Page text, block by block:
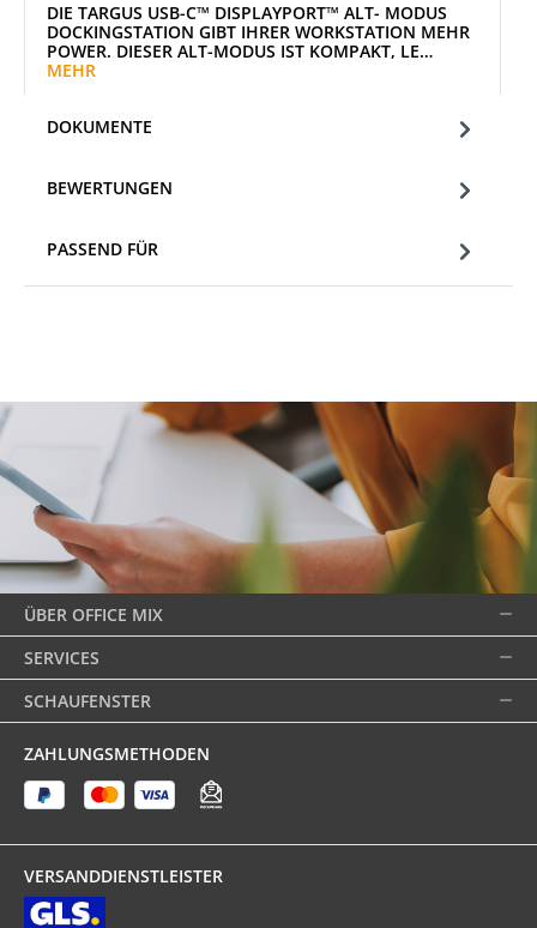
DIE TARGUS USB-C™ DISPLAYPORT™ ALT- MODUS
DOCKINGSTATION GIBT IHRER WORKSTATION MEHR
POWER. DIESER ALT-MODUS IST KOMPAKT, LE…
MEHR
DOKUMENTE
BEWERTUNGEN
PASSEND FÜR
ÜBER OFFICE MIX
SERVICES
SCHAUFENSTER
ZAHLUNGSMETHODEN
VERSANDDIENSTLEISTER